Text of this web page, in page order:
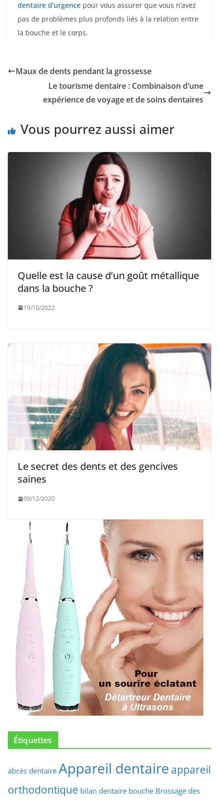
dentaire d’urgence pour vous assurer que vous n’avez
pas de problèmes plus profonds liés à la relation entre
la bouche et le corps.
Maux de dents pendant la grossesse
Le tourisme dentaire : Combinaison d’une
expérience de voyage et de soins dentaires
Vous pourrez aussi aimer
Quelle est la cause d’un goût métallique
dans la bouche ?
19/10/2022
Le secret des dents et des gencives
saines
09/12/2020
Étiquettes
abcès dentaire Appareil dentaire appareil
orthodontique bilan dentaire bouche Brossage des